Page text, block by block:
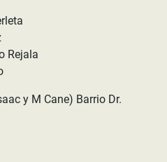
Rejala
y M Cane) Barrio Dr.